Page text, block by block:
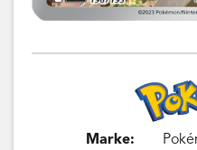
Marke: